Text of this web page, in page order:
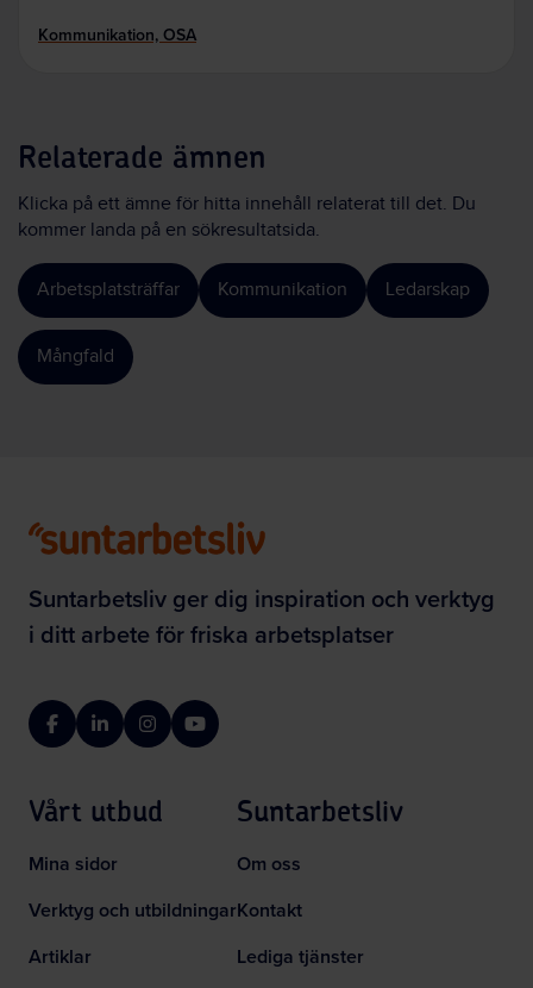
Kommunikation, OSA
Relaterade ämnen
Klicka på ett ämne för hitta innehåll relaterat till det. Du
kommer landa på en sökresultatsida.
Arbetsplatsträffar Kommunikation Ledarskap
Mångfald
Suntarbetsliv ger dig inspiration och verktyg
i ditt arbete för friska arbetsplatser
FacebookLinkedInInstagramYouTube
Vårt utbud
Mina sidor
Verktyg och utbildningar
Artiklar
Suntarbetsliv
Om oss
Kontakt
Lediga tjänster